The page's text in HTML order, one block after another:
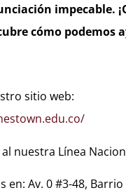
impecable.
cómo podemos
sitio web:
nuestra Línea
en: Av. 0 #3-48, Barrio